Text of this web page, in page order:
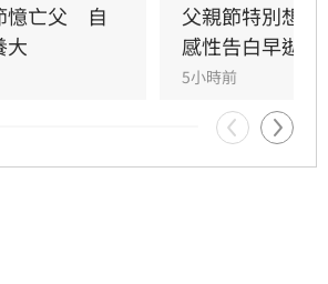
讓狄志為心碎的是，當年陪病重
自己因忙於接工作電話而忽視了
竟是父子最後的相處，父親回房
這段錯過的對話成為他20年來心
他以此感嘆，有些電話晚點接沒
情與話語，可能再也無法挽
亡父　自
大
父親節特別想
感性告白早逝父
5小時前